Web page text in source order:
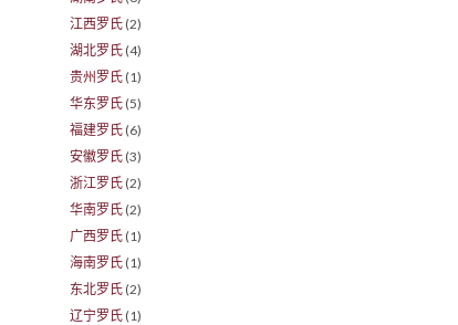
江西罗氏 (2)
湖北罗氏 (4)
贵州罗氏 (1)
华东罗氏 (5)
福建罗氏 (6)
安徽罗氏 (3)
浙江罗氏 (2)
华南罗氏 (2)
广西罗氏 (1)
海南罗氏 (1)
东北罗氏 (2)
辽宁罗氏 (1)